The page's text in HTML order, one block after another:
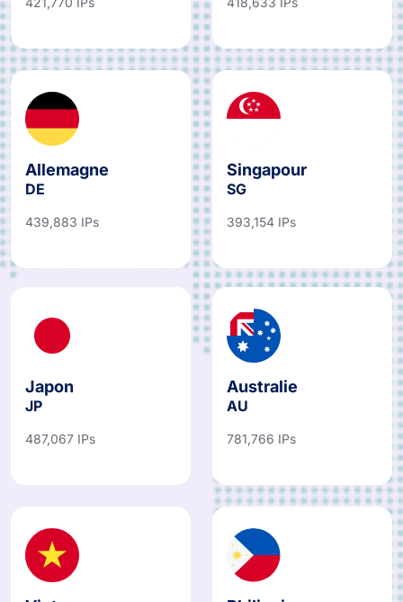
421,770 IPs 418,633 IPs
Allemagne
DE
439,883 IPs
Singapour
SG
393,154 IPs
Japon
JP
487,067 IPs
Australie
AU
781,766 IPs